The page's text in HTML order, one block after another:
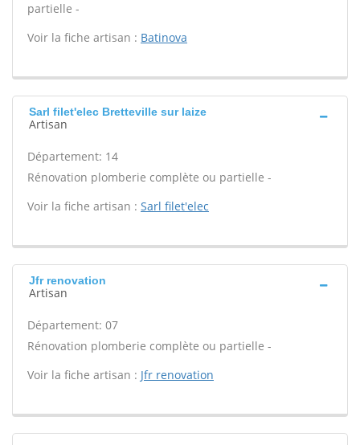
partielle -
Voir la fiche artisan : Batinova
Sarl filet'elec Bretteville sur laize
Artisan
Département: 14
Rénovation plomberie complète ou partielle -
Voir la fiche artisan : Sarl filet'elec
Jfr renovation
Artisan
Département: 07
Rénovation plomberie complète ou partielle -
Voir la fiche artisan : Jfr renovation